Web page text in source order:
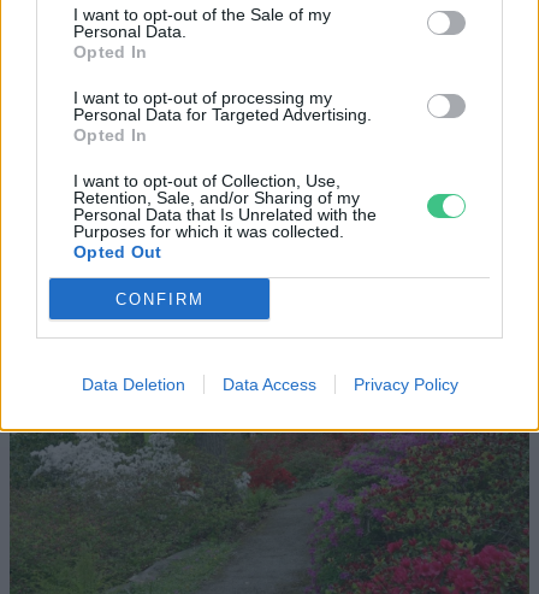
I want to opt-out of the Sale of my
Personal Data.
Opted In
I want to opt-out of processing my
Personal Data for Targeted Advertising.
Opted In
I want to opt-out of Collection, Use,
Retention, Sale, and/or Sharing of my
Personal Data that Is Unrelated with the
Purposes for which it was collected.
Opted Out
CONFIRM
Data Deletion Data Access Privacy Policy
Nem csak növényrajongóknak!
– 8 arborétum, amelyet
ÉLŐ BOLYGÓNK Granát-Galló Tímea 5 perc